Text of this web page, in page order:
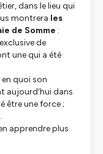
dans le lieu qui
montrera les
de Somme :
de
une qui a été
quoi son
aujourd'hui dans
être une force ;
apprendre plus